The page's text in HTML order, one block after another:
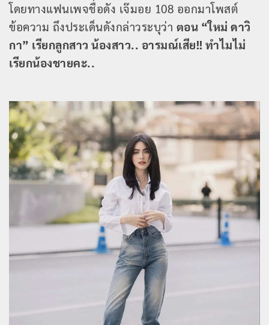
โดยทางแฟนเพจชื่อดัง เจ๊มอย 108 ออกมาโพสต์
ข้อความ ถึงประเด็นดังกล่าวระบุว่า ตอน “ใหม่ ดาวิ
กา” เรียกลูกสาว น้องสาว.. อารมณ์เสีย!! ทำไมไม่
เรียกน้องชายคะ..